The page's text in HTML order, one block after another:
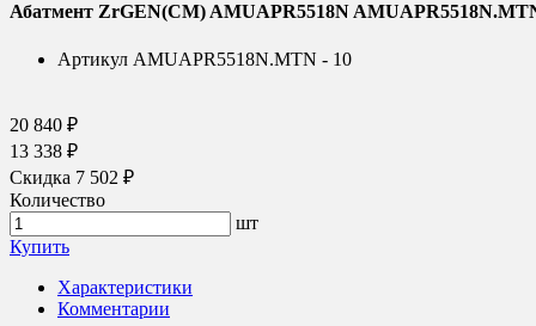
Абатмент ZrGEN(CM) AMUAPR5518N
Артикул AMUAPR5518N.MTN - 10
20 840 ₽
13 338 ₽
Скидка 7 502 ₽
Количество
шт
Купить
Характеристики
Комментарии